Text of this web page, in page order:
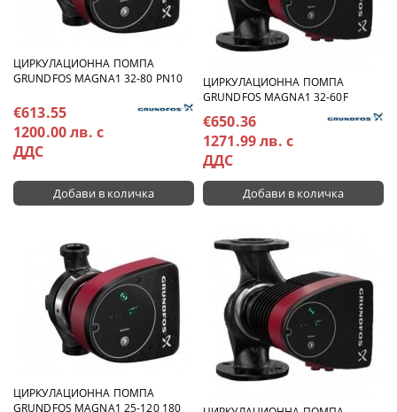
ЦИРКУЛАЦИОННА ПОМПА
GRUNDFOS MAGNA1 32-80 PN10
€613.55
1200.00 лв. с
ДДС
ЦИРКУЛАЦИОННА ПОМПА
GRUNDFOS MAGNA1 32-60F
€650.36
1271.99 лв. с
ДДС
ЦИРКУЛАЦИОННА ПОМПА
GRUNDFOS MAGNA1 25-120 180